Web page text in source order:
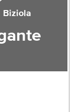
Biziola